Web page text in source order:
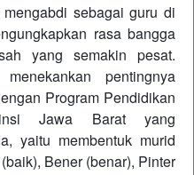
sebagai guru di
rasa bangga
yang semakin pesat.
pentingnya
Program Pendidikan
Jawa Barat yang
yaitu membentuk murid
Bener (benar), Pinter